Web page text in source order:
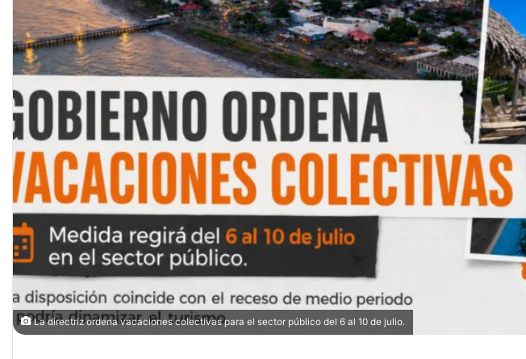
La directriz ordena vacaciones colectivas para el sector público del 6 al 10 de julio.